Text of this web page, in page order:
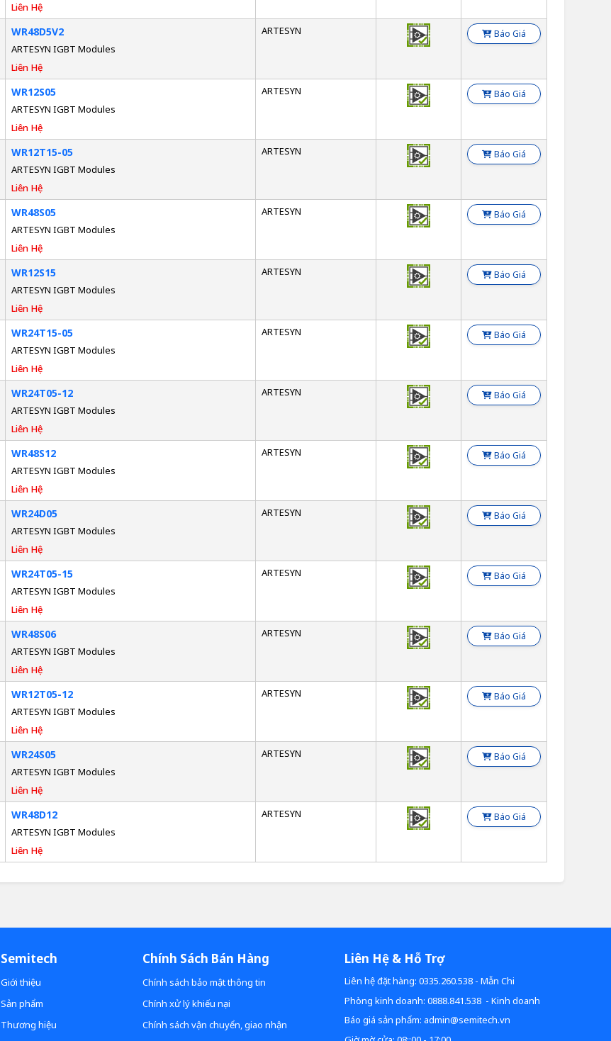
Liên Hệ
WR48D5V2
ARTESYN IGBT Modules
Liên Hệ
ARTESYN Báo Giá
WR12S05
ARTESYN IGBT Modules
Liên Hệ
ARTESYN Báo Giá
WR12T15-05
ARTESYN IGBT Modules
Liên Hệ
ARTESYN Báo Giá
WR48S05
ARTESYN IGBT Modules
Liên Hệ
ARTESYN Báo Giá
WR12S15
ARTESYN IGBT Modules
Liên Hệ
ARTESYN Báo Giá
WR24T15-05
ARTESYN IGBT Modules
Liên Hệ
ARTESYN Báo Giá
WR24T05-12
ARTESYN IGBT Modules
Liên Hệ
ARTESYN Báo Giá
WR48S12
ARTESYN IGBT Modules
Liên Hệ
ARTESYN Báo Giá
WR24D05
ARTESYN IGBT Modules
Liên Hệ
ARTESYN Báo Giá
WR24T05-15
ARTESYN IGBT Modules
Liên Hệ
ARTESYN Báo Giá
WR48S06
ARTESYN IGBT Modules
Liên Hệ
ARTESYN Báo Giá
WR12T05-12
ARTESYN IGBT Modules
Liên Hệ
ARTESYN Báo Giá
WR24S05
ARTESYN IGBT Modules
Liên Hệ
ARTESYN Báo Giá
WR48D12
ARTESYN IGBT Modules
Liên Hệ
ARTESYN Báo Giá
Semitech
Giới thiệu
Sản phẩm
Thương hiệu
Chính Sách Bán Hàng
Chính sách bảo mật thông tin
Chính xử lý khiếu nại
Chính sách vận chuyển, giao nhận
Liên Hệ & Hỗ Trợ
Liên hệ đặt hàng: 0335.260.538 - Mẫn Chi
Phòng kinh doanh: 0888.841.538 - Kinh doanh
Báo giá sản phẩm: admin@semitech.vn